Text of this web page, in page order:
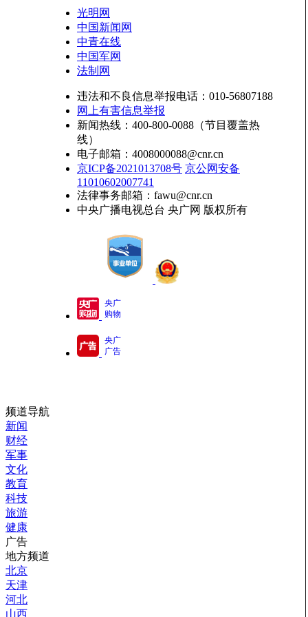
光明网
中国新闻网
中青在线
中国军网
法制网
违法和不良信息举报电话：010-56807188
网上有害信息举报
新闻热线：400-800-0088（节目覆盖热
线）
电子邮箱：4008000088@cnr.cn
京ICP备2021013708号 京公网安备
11010602007741
法律事务邮箱：fawu@cnr.cn
中央广播电视总台 央广网 版权所有
央广
购物
央广
广告
频道导航
新闻
财经
军事
文化
教育
科技
旅游
健康
广告
地方频道
北京
天津
河北
山西